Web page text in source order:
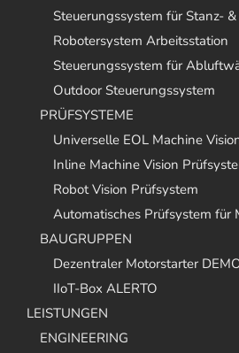
Steuerungssystem für Stanz-
Robotersystem Arbeitsstation
Steuerungssystem für
Outdoor Steuerungssystem
PRÜFSYSTEME
Universelle EOL Machine
Inline Machine Vision
Robot Vision Prüfsystem
Automatisches Prüfsystem für
BAUGRUPPEN
Dezentraler Motorstarter
IIoT-Box ALERTO
LEISTUNGEN
ENGINEERING